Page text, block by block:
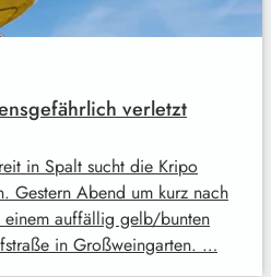
verletzt
in Spalt sucht die Kripo
Gestern Abend um kurz nach
einem auffällig gelb/bunten
in Großweingarten. …